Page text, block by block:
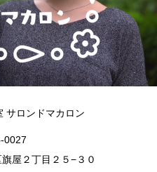
サロンドマカロン
0027
屋２丁目２５−３０